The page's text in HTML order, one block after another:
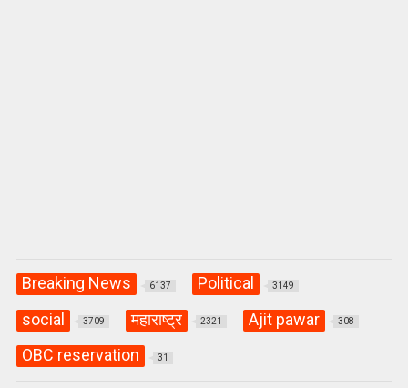
Breaking News 6137 Political 3149
social 3709 महाराष्ट्र 2321 Ajit pawar 308
OBC reservation 31